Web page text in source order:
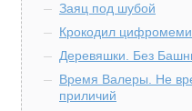
Заяц под шубой
Крокодил
Деревяшки. Без
Время Валеры. Не
приличий